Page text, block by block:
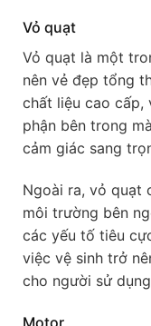
Vỏ quạt
Vỏ quạt là một
nên vẻ đẹp tổng
chất liệu cao cấp,
phận bên trong
cảm giác sang
Ngoài ra, vỏ quạt
môi trường bên
các yếu tố tiêu
việc vệ sinh trở
cho người sử
Motor